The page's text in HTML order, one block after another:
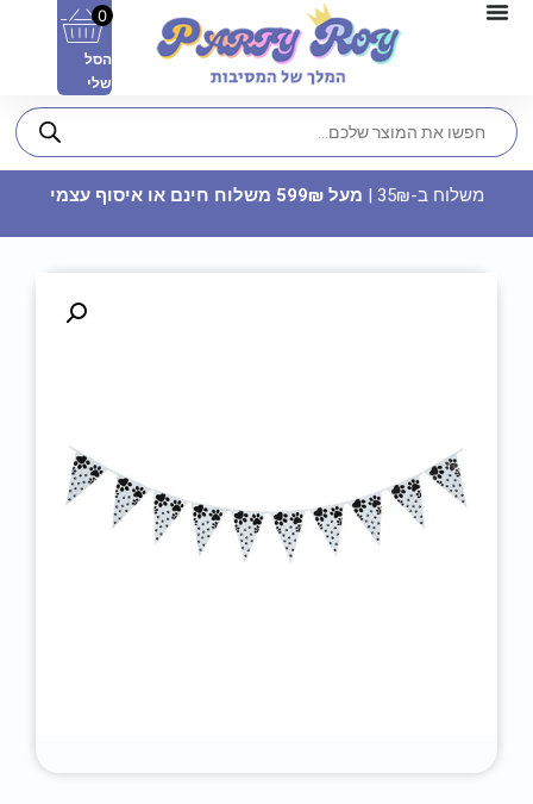
0
הסל
שלי
משלוח ב-35₪ | מעל 599₪ משלוח חינם או איסוף עצמי